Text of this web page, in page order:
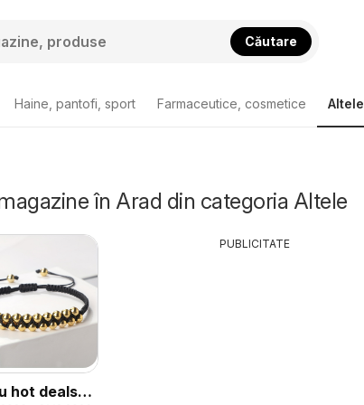
Căutare
Haine, pantofi, sport Farmaceutice, cosmetice Altele
în Arad din categoria Altele
hot deals –
PUBLICITATE